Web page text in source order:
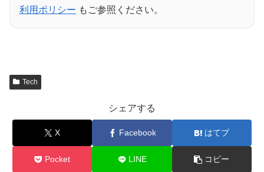
利用ポリシー もご参照ください。
Tech
シェアする
X Facebook はてブ
Pocket LINE コピー